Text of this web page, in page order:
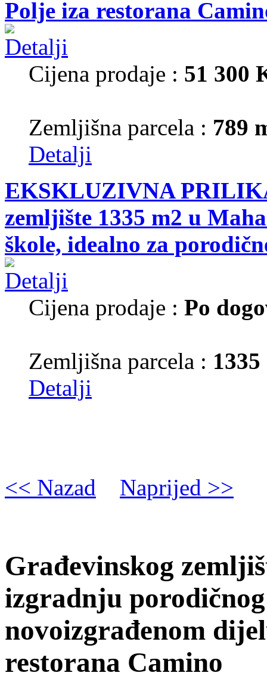
Polje iza restorana
Cijena prodaje : 51 300
Zemljišna parcela : 789
Detalji
EKSKLUZIVNA
zemljište 1335 m2 u
škole, idealno za
Cijena prodaje : Po
Zemljišna parcela : 1335
Detalji
<< Nazad Naprijed >>
Građevinskog
izgradnju
novoizgrađenom
restorana Camino